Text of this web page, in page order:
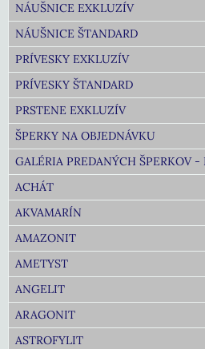
NÁUŠNICE EXKLUZÍV
NÁUŠNICE ŠTANDARD
PRÍVESKY EXKLUZÍV
PRÍVESKY ŠTANDARD
PRSTENE EXKLUZÍV
ŠPERKY NA OBJEDNÁVKU
GALÉRIA PREDANÝCH ŠPERKOV
ACHÁT
AKVAMARÍN
AMAZONIT
AMETYST
ANGELIT
ARAGONIT
ASTROFYLIT